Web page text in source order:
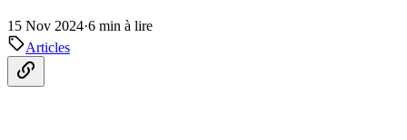
15 Nov 2024·6 min à lire
Articles